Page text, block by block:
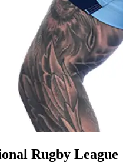
Rugby League